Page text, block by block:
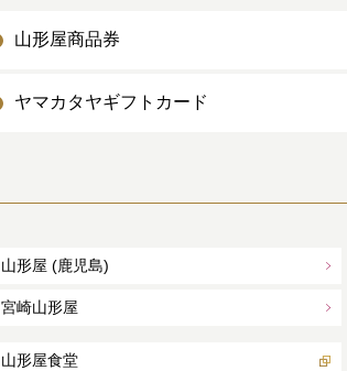
山形屋商品券
ヤマカタヤギフトカード
山形屋 (鹿児島)
宮崎山形屋
山形屋食堂